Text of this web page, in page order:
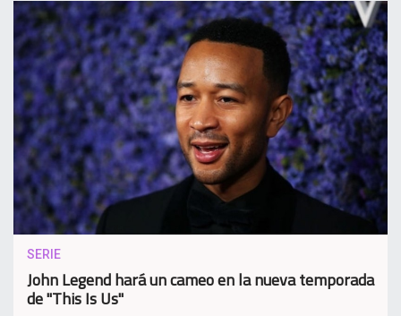
SERIE
John Legend hará un cameo en la nueva temporada
de "This Is Us"